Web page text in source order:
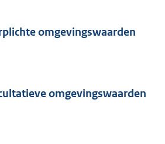
omgevingswaarden
omgevingswaarden